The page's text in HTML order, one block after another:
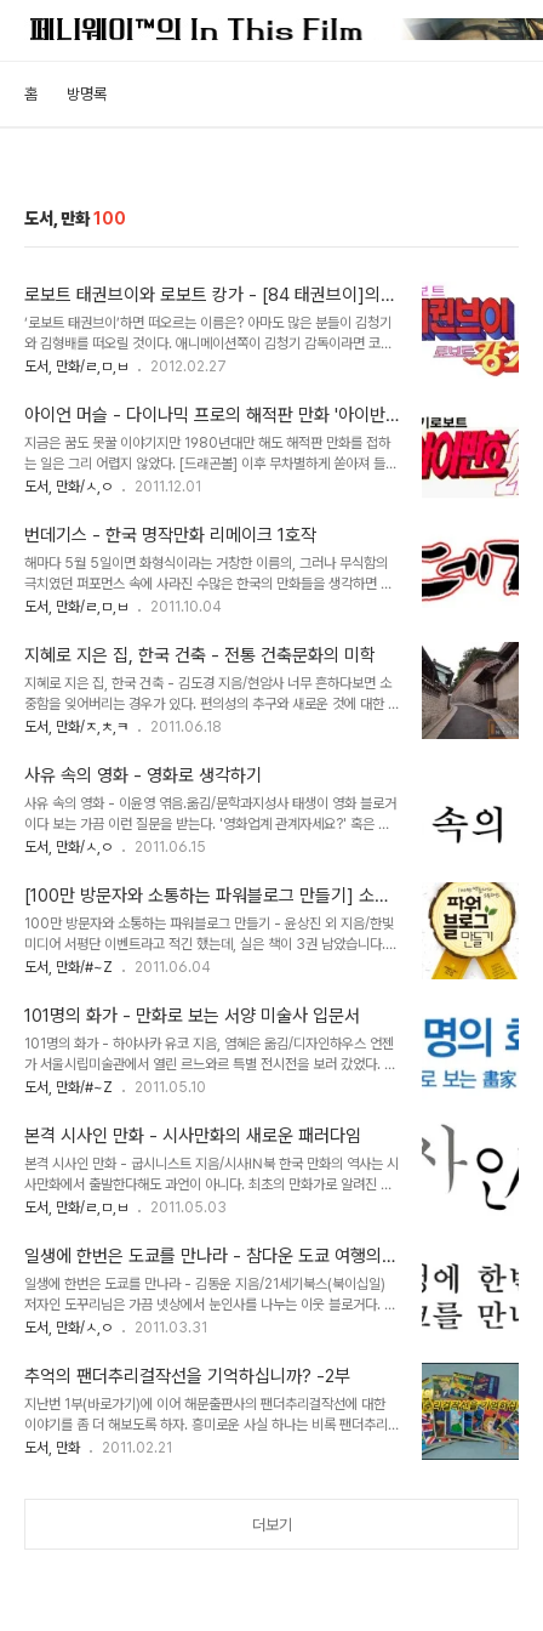
홈 방명록
도서, 만화100
로보트 태권브이와 로보트 캉가 - [84 태권브이]의
원작만화를 아십니까?
‘로보트 태권브이’하면 떠오르는 이름은? 아마도 많은 분들이 김청기
와 김형배를 떠오릴 것이다. 애니메이션쪽이 김청기 감독이라면 코믹
스 버전은 단연 김형배 화백이었다. ‘로보트 태권브이: 우주작전’을 시
개’, ‘로보트 태권브이와 깡통로보트’, 외전격인 ‘천하무적 깡통’ 등 김
형배 화백이 내놓은 태권브이 관련 작품은 상당히 다양하다. 하지만 원
래 ‘로보트 태권브이’ 만화를 그린 작가는 김형배 화백이 아닌 김승무
작가였다. 1976년 5월부터 에 연재된 이작품은 최초의 코믹스판 ‘로
보트 태권브이’이지만 단행본 출시로는 이어지지 않아 사람들의 기억
작전’ 역시 김형배 화백의 동명..
도서, 만화/ㄹ,ㅁ,ㅂ 2012.02.27
아이언 머슬 - 다이나믹 프로의 해적판 만화 '아이반
호 2세'를 아십니까?
지금은 꿈도 못꿀 이야기지만 1980년대만 해도 해적판 만화를 접하
는 일은 그리 어렵지 않았다. [드래곤볼] 이후 무차별하게 쏟아져 들어
온 5백원짜리 포켓판 만화를 말하는 게 아니다. 전설적인 클로버문고
믹 콩콩 코믹스가 그 자리를 대치해 갔다. 흥미롭게도 다이나믹 프로의
작품들 중 대다수는 ‘한국인’ 작가의 이름을 건 일본 만화의 해적판이
었다. 대표적인 만화가가 성운아였는데, 마에카와 다케시의 [쿵후보이
친미]를 그대로 배낀 [쿵후소년 용소야] 시리즈로 엄청난 인기를 모았
다. 놀라운 건 성운아 작가의 이름으로 출간된 작품이 [쿵후소년 용소
타맨], 후지코 F 후지오 원작의 [..
도서, 만화/ㅅ,ㅇ 2011.12.01
번데기스 - 한국 명작만화 리메이크 1호작
해마다 5월 5일이면 화형식이라는 거창한 이름의, 그러나 무식함의
극치였던 퍼포먼스 속에 사라진 수많은 한국의 만화들을 생각하면 지
금도 가슴속에 불길이 치밀어 오르지만 그나마 추억의 한켠에 자리잡
다. 그 중에는 걸작의 칭호가 아깝지 않을만한 작품들이 더러 있는데,
박수동 화백의 [번데기 야구단]은 명랑만화의 포맷을 끌어온 야구만화
중 단연 최고의 걸작이라 할 것이다. 이상무의 독고탁 시리즈나 이현세
의 [공포의 외인구단] 등 야구만화의 홍수 속에서도 유독 [번데기 야구
단]은 해학과 유머, 그리고 감동의 코드로 독보적인 존재감을 행사해
이 통쾌한 카타르시스의 명대사를 아직..
도서, 만화/ㄹ,ㅁ,ㅂ 2011.10.04
지혜로 지은 집, 한국 건축 - 전통 건축문화의 미학
지혜로 지은 집, 한국 건축 - 김도경 지음/현암사 너무 흔하다보면 소
중함을 잊어버리는 경우가 있다. 편의성의 추구와 새로운 것에 대한 갈
구, 변화의 물결속에 모든 흐름을 맡기다보면 어느덧 별것 아니라고 생
닫게 되는 것이 우리들의 모습이 아닐까. 과거에는 구시대의 잔재로 여
겨졌던 북촌의 한옥들이 최근에는 데이트 코스로 각광받고, 지켜야 할
문화유산으로 재평가받는 모습에서 한편으로는 안도의 한숨과 다른
한편으로는 씁쓸한 감회가 교차한다. [지혜로 지은 집, 한국 건축]은
사라져 가는 우리 전통 가옥과 건축문화에 대한 예찬임과 동시에 일반
계, 그리고 그 안에 담긴 장인정신을..
도서, 만화/ㅈ,ㅊ,ㅋ 2011.06.18
사유 속의 영화 - 영화로 생각하기
사유 속의 영화 - 이윤영 엮음.옮김/문학과지성사 태생이 영화 블로거
이다 보는 가끔 이런 질문을 받는다. '영화업계 관계자세요?' 혹은 영
화전공자나 기자, 관련된 업무에 종사하는 것이 아니냐는 오해를 종종
는 것은 비평이나 이론과는 동떨어진 문제니까. 그렇기에 영화와 관련
된 책을 많이 읽긴해도 영화이론과 비평론에 관한 책들은 잘 들여다보
지 않는다. 너무나도 학문적인 입장으로 영화를 바라보게 되면 영화를
오락거리가 아니라 연구의 대상으로 취급하기 때문에 스스로도 원하
는 바가 아니다. 어쩌다 꺼내든 책인 [사유 속의 영화]라는 책 역시 영
저술물이 아닐 수 없다. 연세대 커뮤니..
도서, 만화/ㅅ,ㅇ 2011.06.15
[100만 방문자와 소통하는 파워블로그 만들기] 소수
정예 서평단 이벤트 (발표)
100만 방문자와 소통하는 파워블로그 만들기 - 윤상진 외 지음/한빛
미디어 서평단 이벤트라고 적긴 했는데, 실은 책이 3권 남았습니다.
사실 다른 분들 저서내면 저자에게는 책이 남아 돌아갈 줄 알았는데,
께 몇권 돌리고 나니 여유분이 3권 있습니다. 블로그 방문객들에게도
어떻게든 기회는 드려야 할 것 같아서 안하는것 보단 낫겠다 싶어 일단
진행합니다. 글쓴 김에 책소개를 하자면, 현재 알라딘과 예스24에서
컴퓨터/인터넷 부문 Top100안에 들고 있고, 인터파크쪽은 컴퓨터/
인터넷에는 10위, 컴퓨터 입문/활용쪽에서는 2위를 기록하고 있군요.
계획된 책이라 이 정도로 꾸준히..
도서, 만화/#~Z 2011.06.04
101명의 화가 - 만화로 보는 서양 미술사 입문서
101명의 화가 - 하야사카 유코 지음, 염혜은 옮김/디자인하우스 언젠
가 서울시립미술관에서 열린 르느와르 특별 전시전을 보러 갔었다. 눈
에 익숙한 '피아노 치는 소녀'나 '물랭 드 라 갈레트' 같은 걸작을 실제
그가 어느 시절 어떤 환경에서 그 그림을 그리게 되었으며, 르느와르라
는 화가가 어떤 인생을 살았는지, 무엇을 계기로 인상주의 화가의 대표
주자가 될 수 있었는지 등등 배경지식없이 그런 전시회를 즐기러 왔다
는 사실에 조금 부끄러웠던 기억이 있다. 아마 그가 오페라 극장 합창
단에서 뛰어난 노래실력을 자랑했던 소년이었고, 도자기 공장의 그림
증오하며 살아왔다는 사실을 알고 ..
도서, 만화/#~Z 2011.05.10
본격 시사인 만화 - 시사만화의 새로운 패러다임
본격 시사인 만화 - 굽시니스트 지음/시사IN북 한국 만화의 역사는 시
사만화에서 출발한다해도 과언이 아니다. 최초의 만화가로 알려진 이
도영 화백의 '남의 숭내(남의 흉내)'는 말하자면 만평의 형식으로 한국
대로 선생', '장도리' 등 억겁의 세월을 거치며 사람들의 기억속에 각인
된 수많은 시사만화가 신문 지상 한귀퉁이의 4컷을 자리했다. 이들 시
사만화는 천시받는 만화계의 숱한 고초 속에서도 제 목소리를 내며 정
치적, 사회적 부조리와 화두를 날카로운 풍자성으로 해석해 독자들의
마음을 움직이는 큰 몫을 해냈다. 인터넷 시대에 접어들면서 미디어 매
의 위상이 예전만큼은 못하겠..
도서, 만화/ㄹ,ㅁ,ㅂ 2011.05.03
일생에 한번은 도쿄를 만나라 - 참다운 도쿄 여행의
진수를 맛보다
일생에 한번은 도쿄를 만나라 - 김동운 지음/21세기북스(북이십일)
저자인 도꾸리님은 가끔 넷상에서 눈인사를 나누는 이웃 블로거다. 현
재 일본에서 살고 있고 일본인 아내를 만나 도쿄에 대한 깊은 애착을
에 한번은 도쿄를 만나라]. 일본여행에 관한 일반적인 여행서는 넘치
도록 많다. 어느 곳을 방문해야 하며 어디가 사진찍기 좋은 곳이고, 얼
마가 소요되는지 등등 평범한 정보의 나열로 점철된 여행안내서는 별
로 고민할 것도 없이 아무거나 집어와도 별반 차이가 없다. 그러나 [일
생에 한번은 도쿄를 만나라]는 그런 여행서와는 다른 차원의 책이다.
도서, 만화/ㅅ,ㅇ 2011.03.31
추억의 팬더추리걸작선을 기억하십니까? -2부
지난번 1부(바로가기)에 이어 해문출판사의 팬더추리걸작선에 대한
이야기를 좀 더 해보도록 하자. 흥미로운 사실 하나는 비록 팬더추리걸
작선이 일본의 추리탐정걸작 시리즈를 그대로 배낀 해적판이긴 했어
고 본문에 사용된 일러스트도 전부 새롭게 그렸다. 다음의 초반 일러스
도서, 만화 2011.02.21
더보기